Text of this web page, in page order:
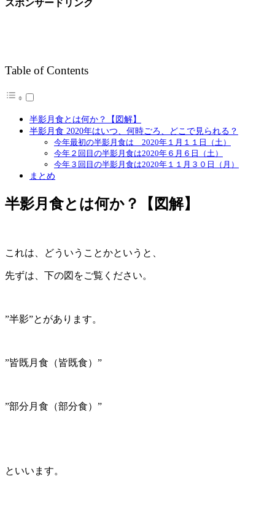
スポンサードリンク
Table of Contents
半影月食とは何か？【図解】
半影月食 2020年はいつ、何時ごろ、どこで見られる？
今年最初の半影月食は 2020年１月１１日（土）
今年２回目の半影月食は2020年６月６日（土）
今年３回目の半影月食は2020年１１月３０日（月）
まとめ
半影月食とは何か？【図解】
これは、どういうことかというと、
先ずは、下の図をご覧ください。
”半影”とがあります。
”皆既月食（皆既食）”
”部分月食（部分食）”
といいます。